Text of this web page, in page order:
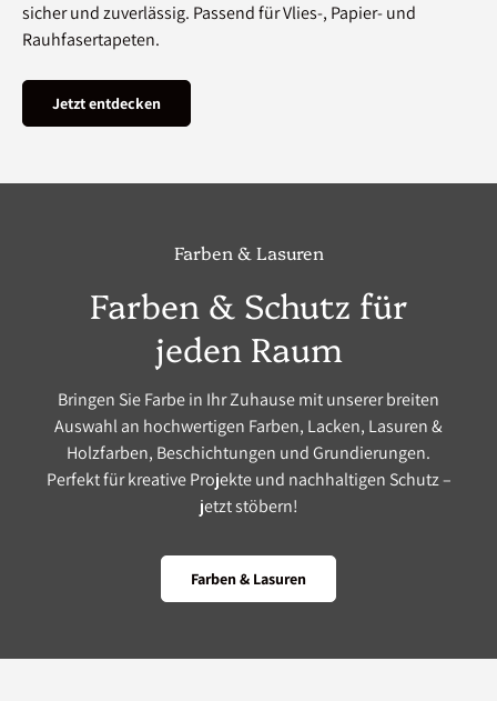
sicher und zuverlässig. Passend für Vlies-, Papier- und
Rauhfasertapeten.
Jetzt entdecken
Farben & Lasuren
Farben & Schutz für
jeden Raum
Bringen Sie Farbe in Ihr Zuhause mit unserer breiten
Auswahl an hochwertigen Farben, Lacken, Lasuren &
Holzfarben, Beschichtungen und Grundierungen.
Perfekt für kreative Projekte und nachhaltigen Schutz –
jetzt stöbern!
Farben & Lasuren